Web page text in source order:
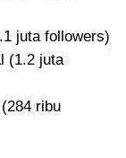
juta followers)
(1.2 juta
ribu